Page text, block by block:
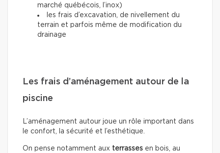
marché québécois, l’inox)
les frais d’excavation, de nivellement du
terrain et parfois même de modification du
drainage
Les frais d’aménagement autour de la
piscine
L’aménagement autour joue un rôle important dans
le confort, la sécurité et l’esthétique.
On pense notamment aux terrasses en bois, au